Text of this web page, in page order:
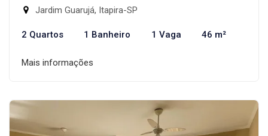
Jardim Guarujá, Itapira-SP
2 Quartos 1 Banheiro 1 Vaga 46 m²
Mais informações